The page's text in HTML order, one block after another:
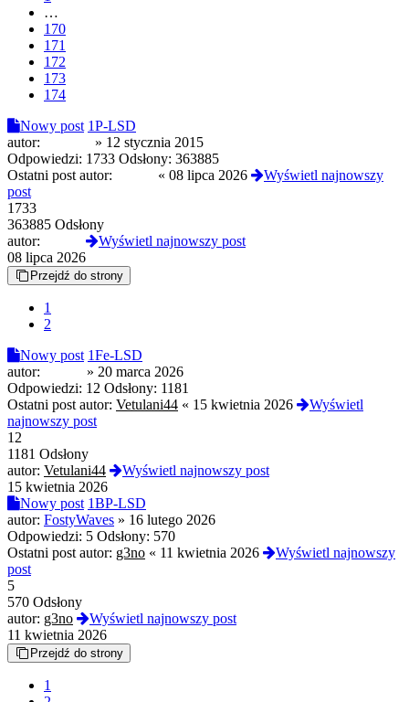
…
170
171
172
173
174
Nowy post 1P-LSD
autor:
» 12 stycznia 2015
Odpowiedzi: 1733 Odsłony: 363885
Ostatni post autor:
« 08 lipca 2026
Wyświetl najnowszy
post
1733
363885 Odsłony
autor:
Wyświetl najnowszy post
08 lipca 2026
Przejdź do strony
1
2
Nowy post 1Fe-LSD
autor:
» 20 marca 2026
Odpowiedzi: 12 Odsłony: 1181
Ostatni post autor: Vetulani44 « 15 kwietnia 2026
Wyświetl
najnowszy post
12
1181 Odsłony
autor: Vetulani44
Wyświetl najnowszy post
15 kwietnia 2026
Nowy post 1BP-LSD
autor: FostyWaves » 16 lutego 2026
Odpowiedzi: 5 Odsłony: 570
Ostatni post autor: g3no « 11 kwietnia 2026
Wyświetl najnowszy
post
5
570 Odsłony
autor: g3no
Wyświetl najnowszy post
11 kwietnia 2026
Przejdź do strony
1